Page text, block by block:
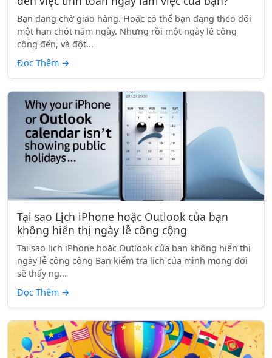
Bạn đang chờ giao hàng. Hoặc có thể bạn đang theo dõi
một hạn chót năm ngày. Nhưng rồi một ngày lễ công
cộng đến, và đột...
Đọc Thêm →
Tại sao Lịch iPhone hoặc Outlook của bạn
không hiển thị ngày lễ công cộng
Tại sao lịch iPhone hoặc Outlook của bạn không hiển thị
ngày lễ công cộng Bạn kiểm tra lịch của mình mong đợi
sẽ thấy ng...
Đọc Thêm →